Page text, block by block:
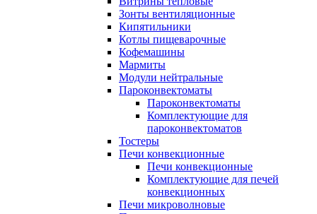
Зонты вентиляционные
Кипятильники
Котлы пищеварочные
Кофемашины
Мармиты
Модули нейтральные
Пароконвектоматы
Пароконвектоматы
Комплектующие для
пароконвектоматов
Тостеры
Печи конвекционные
Печи конвекционные
Комплектующие для печей
конвекционных
Печи микроволновые